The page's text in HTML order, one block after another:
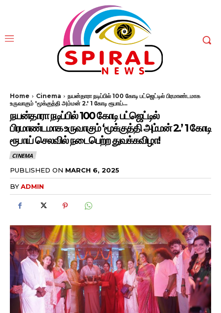
Home Cinema
நயன்தாரா நடிப்பில் 100 கோடி பட்ஜெட்டில் பிரமாண்டமாக
உருவாகும் 'மூக்குத்தி அம்மன் 2.' 1 கோடி ரூபாய்...
நயன்தாரா நடிப்பில் 100 கோடி பட்ஜெட்டில்
பிரமாண்டமாக உருவாகும் ‘மூக்குத்தி அம்மன் 2.’ 1 கோடி
ரூபாய் செலவில் நடைபெற்ற துவக்கவிழா!
CINEMA
PUBLISHED ON MARCH 6, 2025
BYADMIN